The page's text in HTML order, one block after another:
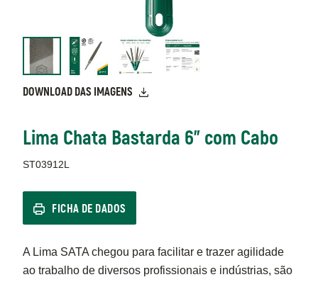
DOWNLOAD DAS IMAGENS
Lima Chata Bastarda 6" com Cabo
ST03912L
FICHA DE DADOS
A Lima SATA chegou para facilitar e trazer agilidade
ao trabalho de diversos profissionais e indústrias, são